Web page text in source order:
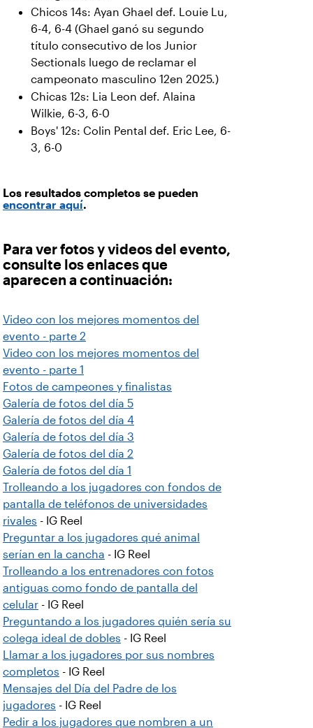
Chicos 14s: Ayan Ghael def. Louie Lu,
6-4, 6-4 (Ghael ganó su segundo
título consecutivo de los Junior
Sectionals luego de reclamar el
campeonato masculino 12en 2025.)
Chicas 12s: Lia Leon def. Alaina
Wilkie, 6-3, 6-0
Boys' 12s: Colin Pental def. Eric Lee, 6-
3, 6-0
Los resultados completos se pueden
encontrar aquí
Para ver fotos y videos del evento,
consulte los enlaces que
aparecen a continuación:
Video con los mejores momentos del
evento - parte 2
Video con los mejores momentos del
evento - parte 1
Fotos de campeones y finalistas
Galería de fotos del día 5
Galería de fotos del día 4
Galería de fotos del día 3
Galería de fotos del día 2
Galería de fotos del día 1
Trolleando a los jugadores con fondos de
pantalla de teléfonos de universidades
rivales - IG Reel
Preguntar a los jugadores qué animal
serían en la cancha - IG Reel
Trolleando a los entrenadores con fotos
antiguas como fondo de pantalla del
celular - IG Reel
Preguntando a los jugadores quién sería su
colega ideal de dobles - IG Reel
Llamar a los jugadores por sus nombres
completos - IG Reel
Mensajes del Día del Padre de los
jugadores - IG Reel
Pedir a los jugadores que nombren a un